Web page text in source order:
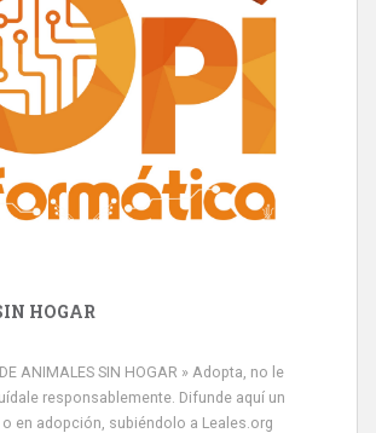
HOGAR
ANIMALES SIN HOGAR » Adopta, no le
responsablemente. Difunde aquí un
en adopción, subiéndolo a Leales.org